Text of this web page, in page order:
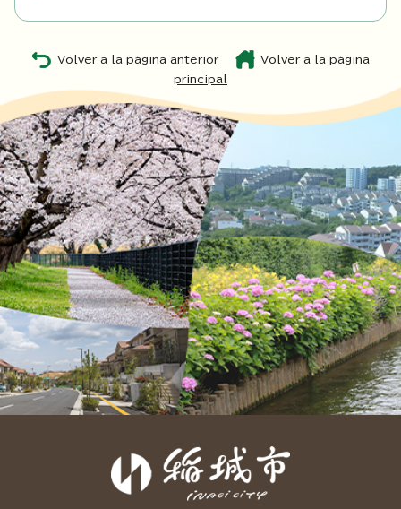
Volver a la página anterior
Volver a la página
principal